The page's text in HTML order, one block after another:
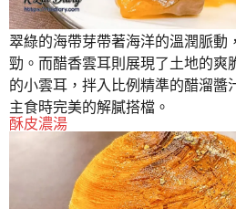
翠綠的海帶芽帶著海洋的溫潤脈動
勁。而醋香雲耳則展現了土地的爽
的小雲耳，拌入比例精準的醋溜醬
主食時完美的解膩搭檔。
酥皮濃湯